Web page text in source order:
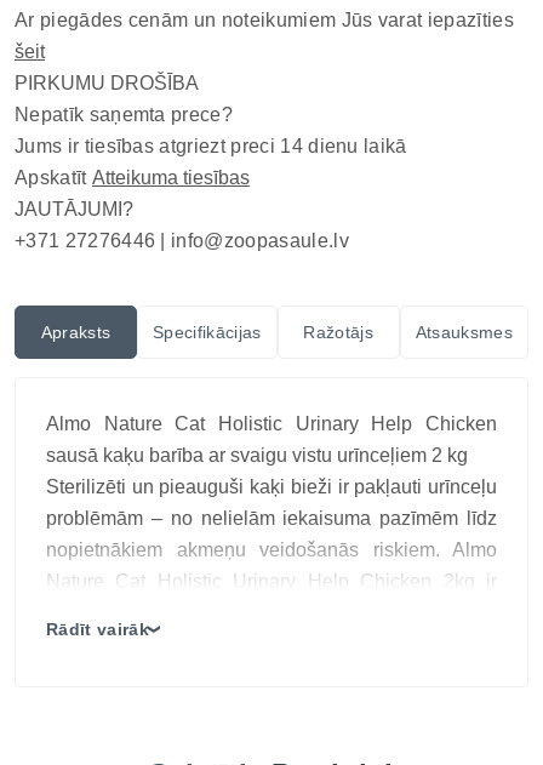
Ar piegādes cenām un noteikumiem Jūs varat iepazīties
šeit
PIRKUMU DROŠĪBA
Nepatīk saņemta prece?
Jums ir tiesības atgriezt preci 14 dienu laikā
Apskatīt Atteikuma tiesības
JAUTĀJUMI?
+371 27276446 | info@zoopasaule.lv
Apraksts Specifikācijas Ražotājs Atsauksmes
Almo Nature Cat Holistic Urinary Help Chicken
sausā kaķu barība ar svaigu vistu urīnceļiem 2 kg
Sterilizēti un pieauguši kaķi bieži ir pakļauti urīnceļu
problēmām – no nelielām iekaisuma pazīmēm līdz
nopietnākiem akmeņu veidošanās riskiem. Almo
Nature Cat Holistic Urinary Help Chicken 2kg ir
Rādīt vairāk❯